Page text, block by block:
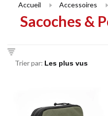
Accueil Accessoires
Sacoches &
Trier par: